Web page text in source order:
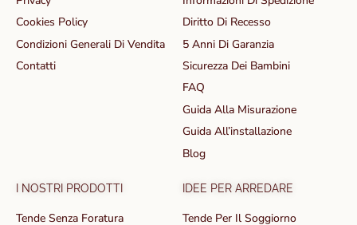
Cookies Policy
Condizioni Generali Di Vendita
Contatti
Diritto Di Recesso
5 Anni Di Garanzia
Sicurezza Dei Bambini
FAQ
Guida Alla Misurazione
Guida All’installazione
Blog
I NOSTRI PRODOTTI
Tende Senza Foratura
IDEE PER ARREDARE
Tende Per Il Soggiorno